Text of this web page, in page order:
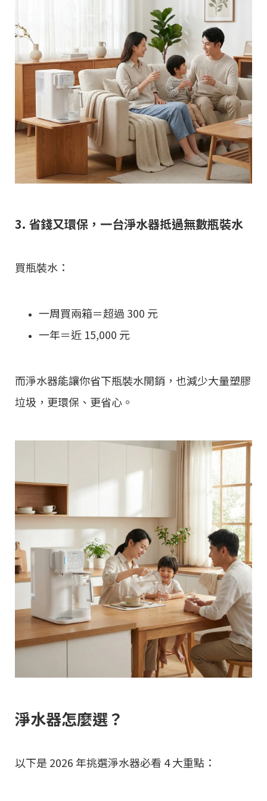
3. 省錢又環保，一台淨水器抵過無數瓶裝水
買瓶裝水：
一周買兩箱＝超過 300 元
一年＝近 15,000 元
而淨水器能讓你省下瓶裝水開銷，也減少大量塑膠
垃圾，更環保、更省心。
淨水器怎麼選？
以下是 2026 年挑選淨水器必看 4 大重點：